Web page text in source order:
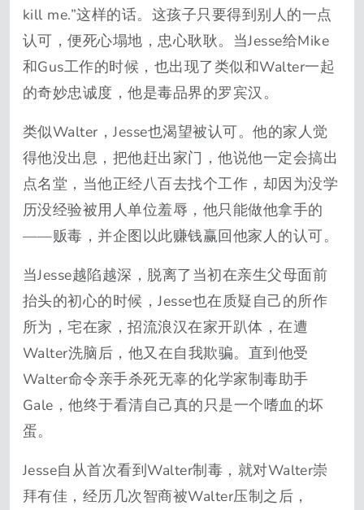
kill me.”这样的话。这孩子只要得到别人的一点
认可，便死心塌地，忠心耿耿。当Jesse给Mike
和Gus工作的时候，也出现了类似和Walter一起
的奇妙忠诚度，他是毒品界的罗宾汉。
类似Walter，Jesse也渴望被认可。他的家人觉
得他没出息，把他赶出家门，他说他一定会搞出
点名堂，当他正经八百去找个工作，却因为没学
历没经验被用人单位羞辱，他只能做他拿手的
——贩毒，并企图以此赚钱赢回他家人的认可。
当Jesse越陷越深，脱离了当初在亲生父母面前
抬头的初心的时候，Jesse也在质疑自己的所作
所为，宅在家，招流浪汉在家开趴体，在遭
Walter洗脑后，他又在自我欺骗。直到他受
Walter命令亲手杀死无辜的化学家制毒助手
Gale，他终于看清自己真的只是一个嗜血的坏
蛋。
Jesse自从首次看到Walter制毒，就对Walter崇
拜有佳，经历几次智商被Walter压制之后，